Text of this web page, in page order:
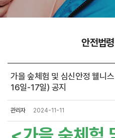
안전법
가을 숲체험 및 심신안정 웰니
16일-17일) 공지
관리자 2024-11-11